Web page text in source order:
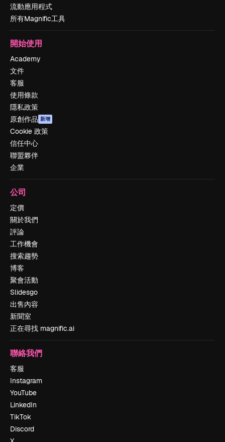
流動應用程式
所有Magnific工具
開始使用
Academy
文件
客服
使用條款
隱私政策
原創作品 新增
Cookie 政策
信任中心
聯盟夥伴
企業
公司
定價
關於我們
評論
工作機會
搜索趨勢
博客
聚會活動
Slidesgo
出售內容
新聞室
正在尋找 magnific.ai
聯絡我們
客服
Instagram
YouTube
LinkedIn
TikTok
Discord